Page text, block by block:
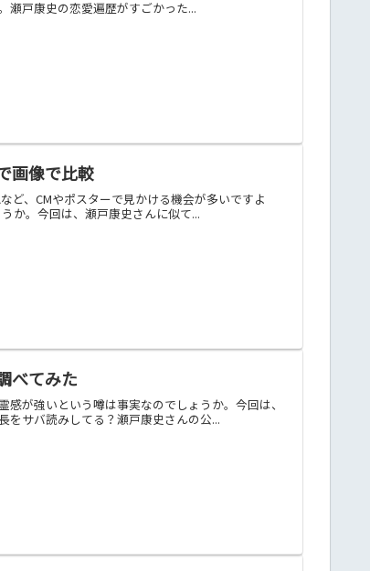
瀬戸康史の恋愛遍歴がすごかった...
画像で比較
ど、CMやポスターで見かける機会が多いですよ
か。今回は、瀬戸康史さんに似て...
べてみた
が強いという噂は事実なのでしょうか。今回は、
をサバ読みしてる？瀬戸康史さんの公...